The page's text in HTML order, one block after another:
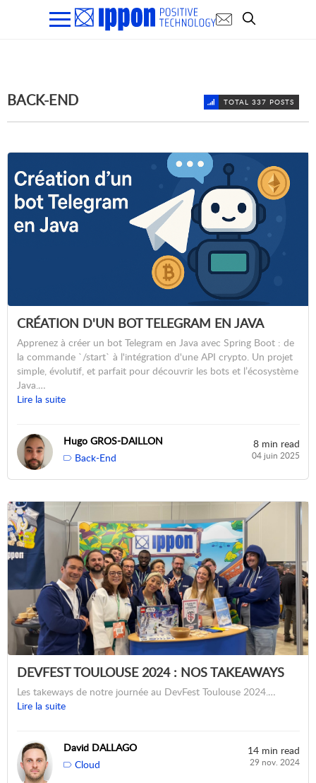
BACK-END TOTAL 337 POSTS
CRÉATION D'UN BOT TELEGRAM EN JAVA
Apprenez à créer un bot Telegram en Java avec Spring Boot : de
la commande `/start` à l'intégration d'une API crypto. Un projet
simple, évolutif, et parfait pour découvrir les bots et l’écosystème
Java.…
Lire la suite
Hugo GROS-DAILLON
Back-End
8 min read
04 juin 2025
DEVFEST TOULOUSE 2024 : NOS TAKEAWAYS
Les takeways de notre journée au DevFest Toulouse 2024.…
Lire la suite
David DALLAGO
Cloud
14 min read
29 nov. 2024